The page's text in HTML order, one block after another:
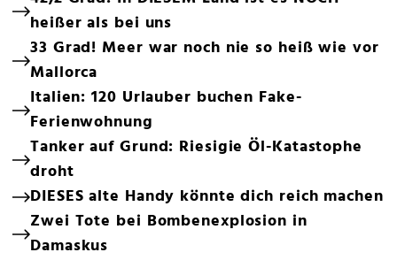
heißer als bei uns
33 Grad! Meer war noch nie so heiß wie vor
Mallorca
Italien: 120 Urlauber buchen Fake-
Ferienwohnung
Tanker auf Grund: Riesigie Öl-Katastophe
droht
DIESES alte Handy könnte dich reich machen
Zwei Tote bei Bombenexplosion in
Damaskus